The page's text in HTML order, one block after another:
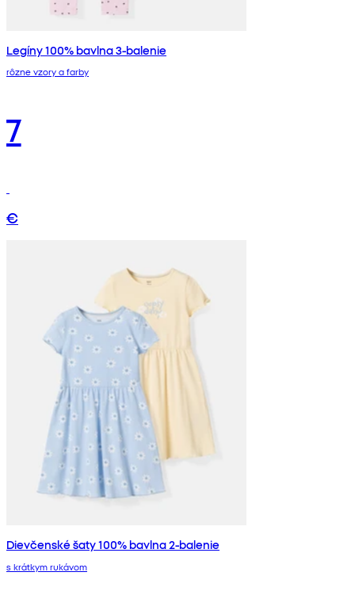
Legíny 100% bavlna 3-balenie
rôzne vzory a farby
7
€
Dievčenské šaty 100% bavlna 2-balenie
s krátkym rukávom